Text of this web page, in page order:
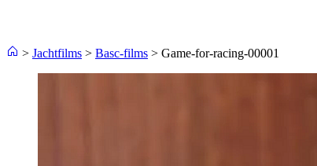
> Jachtfilms > Basc-films > Game-for-racing-00001